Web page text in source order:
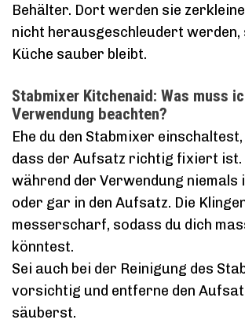
Behälter. Dort werden sie
nicht herausgeschleudert werden,
Küche sauber bleibt.
Stabmixer Kitchenaid: Was muss
Verwendung beachten?
Ehe du den Stabmixer
dass der Aufsatz richtig fixiert ist.
während der Verwendung niemals
oder gar in den Aufsatz. Die
messerscharf, sodass du dich
könntest.
Sei auch bei der Reinigung des
vorsichtig und entferne den
säuberst.